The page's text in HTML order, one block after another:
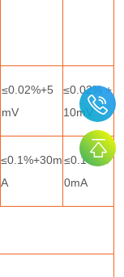
≤0.02%+5
mV
≤0.02% +
10mV
≤0.1%+30m
A
≤0.1%+3
0mA